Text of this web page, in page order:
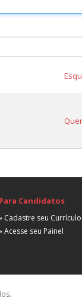
Para Candidatos
Cadastre seu Currículo
Acesse seu Painel